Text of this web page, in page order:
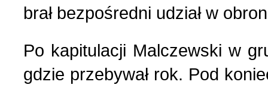
brał bezpośredni udział w
Po kapitulacji Malczewski w
gdzie przebywał rok. Pod